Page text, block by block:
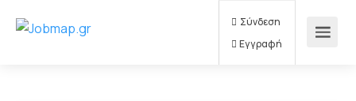
Σύνδεση
Εγγραφή